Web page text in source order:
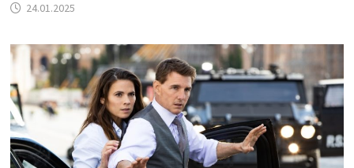
24.01.2025